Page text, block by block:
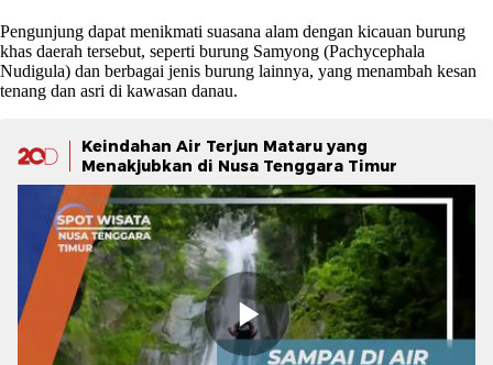
Pengunjung dapat menikmati suasana alam dengan kicauan burung
khas daerah tersebut, seperti burung Samyong (Pachycephala
Nudigula) dan berbagai jenis burung lainnya, yang menambah kesan
tenang dan asri di kawasan danau.
Keindahan Air Terjun Mataru yang
Menakjubkan di Nusa Tenggara Timur